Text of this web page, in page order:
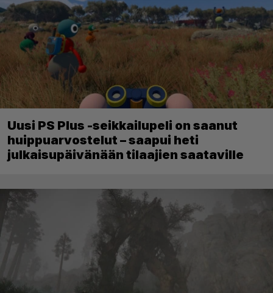
Uusi PS Plus -seikkailupeli on saanut
huippuarvostelut – saapui heti
julkaisupäivänään tilaajien saataville